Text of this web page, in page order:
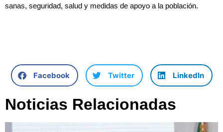
sanas, seguridad, salud y medidas de apoyo a la población.
Facebook Twitter LinkedIn
Noticias Relacionadas